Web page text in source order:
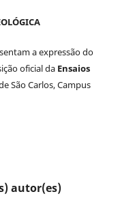
a expressão do
oficial da Ensaios
São Carlos, Campus
autor(es)